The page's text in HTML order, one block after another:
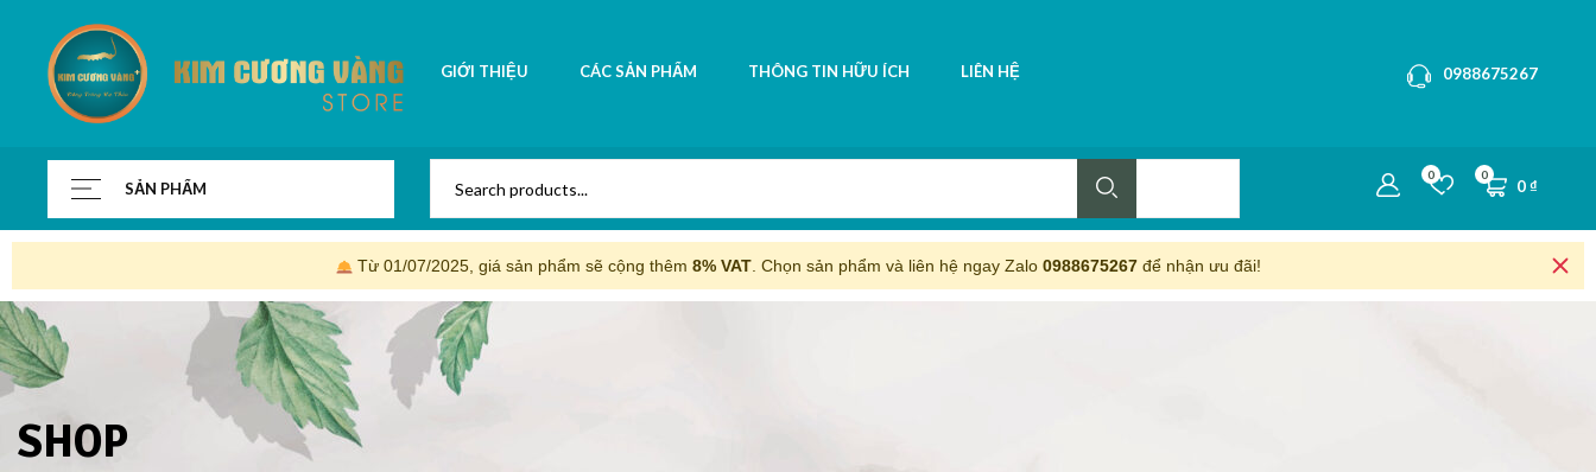
GIỚI THIỆU CÁC SẢN PHẨM THÔNG TIN HỮU ÍCH LIÊN HỆ 0988675267
SẢN PHẨM
0
0₫
0
Từ 01/07/2025, giá sản phẩm sẽ cộng thêm8% VAT. Chọn sản phẩm và liên hệ ngay Zalo0988675267 để nhận ưu đãi!
SHOP